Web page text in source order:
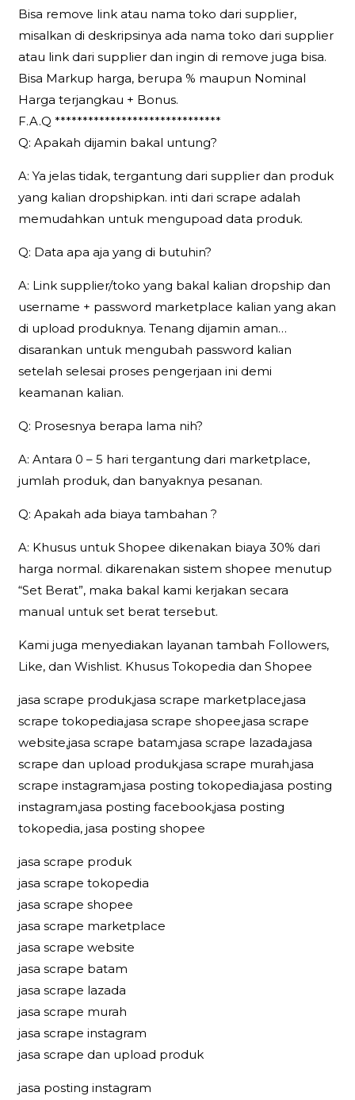
Bisa remove link atau nama toko dari supplier,
misalkan di deskripsinya ada nama toko dari supplier
atau link dari supplier dan ingin di remove juga bisa.
Bisa Markup harga, berupa % maupun Nominal
Harga terjangkau + Bonus.
F.A.Q ******************************
Q: Apakah dijamin bakal untung?
A: Ya jelas tidak, tergantung dari supplier dan produk
yang kalian dropshipkan. inti dari scrape adalah
memudahkan untuk mengupoad data produk.
Q: Data apa aja yang di butuhin?
A: Link supplier/toko yang bakal kalian dropship dan
username + password marketplace kalian yang akan
di upload produknya. Tenang dijamin aman…
disarankan untuk mengubah password kalian
setelah selesai proses pengerjaan ini demi
keamanan kalian.
Q: Prosesnya berapa lama nih?
A: Antara 0 – 5 hari tergantung dari marketplace,
jumlah produk, dan banyaknya pesanan.
Q: Apakah ada biaya tambahan ?
A: Khusus untuk Shopee dikenakan biaya 30% dari
harga normal. dikarenakan sistem shopee menutup
“Set Berat”, maka bakal kami kerjakan secara
manual untuk set berat tersebut.
Kami juga menyediakan layanan tambah Followers,
Like, dan Wishlist. Khusus Tokopedia dan Shopee
jasa scrape produk,jasa scrape marketplace,jasa
scrape tokopedia,jasa scrape shopee,jasa scrape
website,jasa scrape batam,jasa scrape lazada,jasa
scrape dan upload produk,jasa scrape murah,jasa
scrape instagram,jasa posting tokopedia,jasa posting
instagram,jasa posting facebook,jasa posting
tokopedia, jasa posting shopee
jasa scrape produk
jasa scrape tokopedia
jasa scrape shopee
jasa scrape marketplace
jasa scrape website
jasa scrape batam
jasa scrape lazada
jasa scrape murah
jasa scrape instagram
jasa scrape dan upload produk
jasa posting instagram